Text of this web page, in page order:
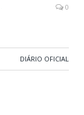
0
DIÁRIO OFICIAL